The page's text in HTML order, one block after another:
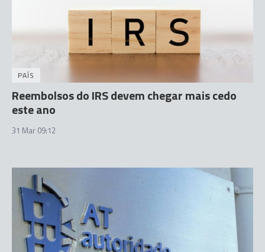
PAÍS
Reembolsos do IRS devem chegar mais cedo
este ano
31 Mar 09:12